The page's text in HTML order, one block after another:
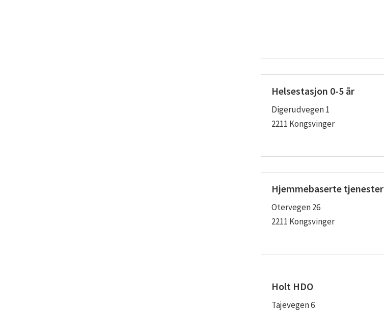
Helsestasjon 0-5 år
Digerudvegen 1
2211 Kongsvinger
Hjemmebaserte tjenester
Otervegen 26
2211 Kongsvinger
Holt HDO
Tajevegen 6